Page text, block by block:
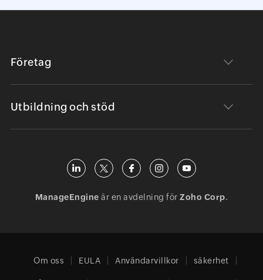
Företag
Utbildning och stöd
ManageEngine är en avdelning förZoho Corp.
Om oss EULA Användarvillkor säkerhet